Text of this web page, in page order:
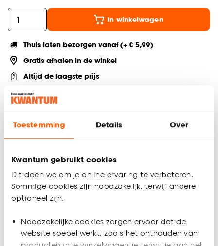
Toestemming Details Over
Kwantum gebruikt cookies
Dit doen we om je online ervaring te verbeteren.
Sommige cookies zijn noodzakelijk, terwijl andere
optioneel zijn.
Noodzakelijke cookies zorgen ervoor dat de
website soepel werkt, zoals het onthouden van
In winkelwagen
Thuis laten bezorgen vanaf (+ € 5,99)
Gratis afhalen in de winkel
Altijd de laagste prijs
Deel jouw product & volg ons op social
Lijmkwast met speciaal borstelhaar voor een optimale
lijmverwerking. Onderhoudsvriendelijk door de kunststof
bevestigingsplaat.
Productspecificaties
Artikelnummer 1198153